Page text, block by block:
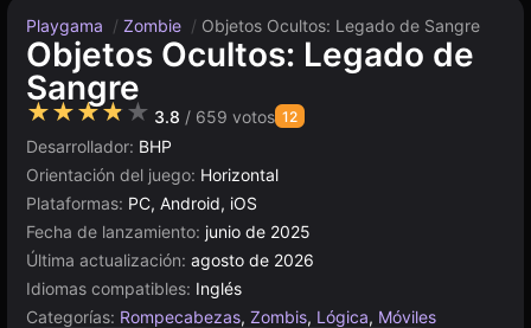
Playgama / Zombie / Objetos Ocultos: Legado de Sangre
Objetos Ocultos: Legado de
Sangre
★★★★★ 3.8 / 659 votos 12
Desarrollador: BHP
Orientación del juego: Horizontal
Plataformas: PC, Android, iOS
Fecha de lanzamiento: junio de 2025
Última actualización: agosto de 2026
Idiomas compatibles: Inglés
Categorías: Rompecabezas, Zombis, Lógica, Móviles